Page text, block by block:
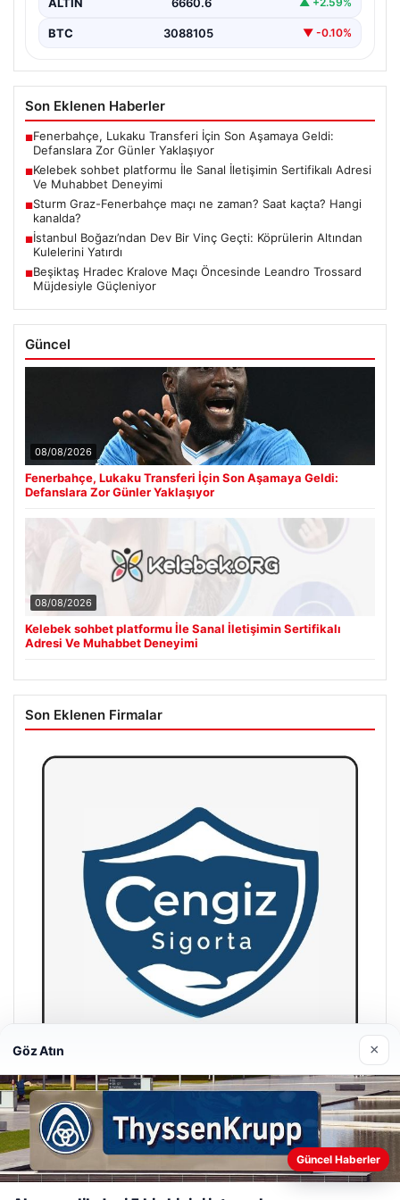
BTC 3088105 ▼ -0.10%
Son Eklenen Haberler
■Fenerbahçe, Lukaku Transferi İçin Son Aşamaya Geldi:
Defanslara Zor Günler Yaklaşıyor
■Kelebek sohbet platformu İle Sanal İletişimin Sertifikalı Adresi
Ve Muhabbet Deneyimi
■Sturm Graz-Fenerbahçe maçı ne zaman? Saat kaçta? Hangi
kanalda?
■İstanbul Boğazı’ndan Dev Bir Vinç Geçti: Köprülerin Altından
Kulelerini Yatırdı
■Beşiktaş Hradec Kralove Maçı Öncesinde Leandro Trossard
Müjdesiyle Güçleniyor
Güncel
08/08/2026
Fenerbahçe, Lukaku Transferi İçin Son Aşamaya Geldi:
Defanslara Zor Günler Yaklaşıyor
08/08/2026
Kelebek sohbet platformu İle Sanal İletişimin Sertifikalı
Adresi Ve Muhabbet Deneyimi
Son Eklenen Firmalar
Hastaş Beton
26/05/2026
Web sitemizi nasıl kullandığınızı daha iyi anlayabilmek,
deneyiminizi kişiselleştirmek ve geliştirmek amacıyla çerezler
Göz Atın ×
Güncel Haberler